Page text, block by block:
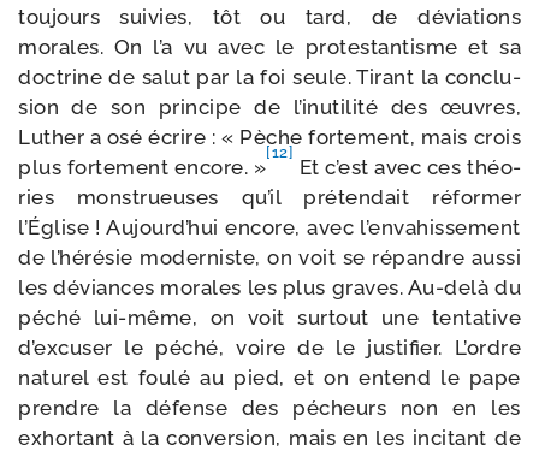
tou­jours sui­vies, tôt ou tard, de dévia­tions
morales. On l’a vu avec le pro­tes­tan­tisme et sa
doc­trine de salut par la foi seule. Tirant la conclu­
sion de son prin­cipe de l’inutilité des œuvres,
Luther a osé écrire : « Pèche for­te­ment, mais crois
plus for­te­ment encore. »
[12]
Et c’est avec ces théo­
ries mons­trueuses qu’il pré­ten­dait réfor­mer
l’Église ! Aujourd’hui encore, avec l’envahissement
de l’hérésie moder­niste, on voit se répandre aus­si
les déviances morales les plus graves. Au-​delà du
péché lui-​même, on voit sur­tout une ten­ta­tive
d’excuser le péché, voire de le jus­ti­fier. L’ordre
natu­rel est fou­lé au pied, et on entend le pape
prendre la défense des pécheurs non en les
exhor­tant à la conver­sion, mais en les inci­tant de